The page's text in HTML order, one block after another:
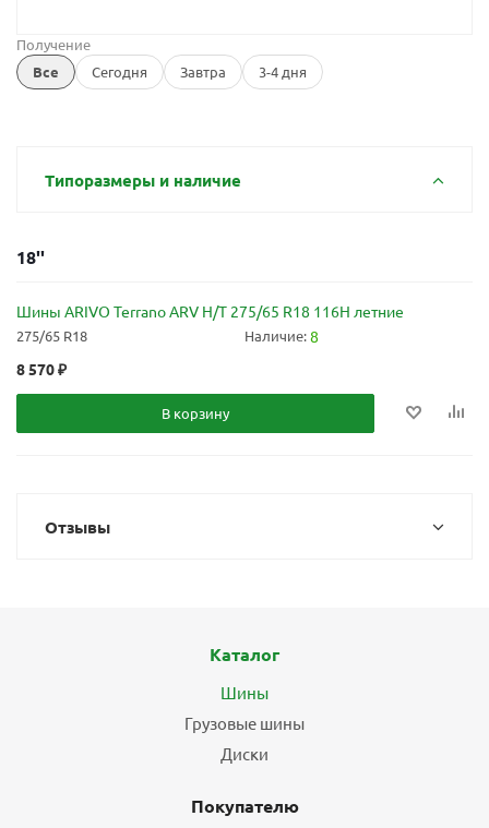
Получение
Все
Сегодня Завтра 3-4 дня
Типоразмеры и наличие
18''
Шины ARIVO Terrano ARV H/T 275/65 R18 116H летние
275/65 R18 Наличие:8
8 570₽
В корзину
Отзывы
Каталог
Шины
Грузовые шины
Диски
Покупателю